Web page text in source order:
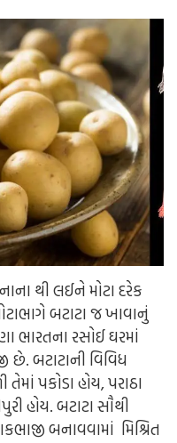
થી લઈને મોટા દરેક
બટાટા જ ખાવાનું
ભારતના રસોઈ ઘરમાં
છે. બટાટાની વિવિધ
પકોડા હોય, પરાઠા
હોય. બટાટા સૌથી
બનાવવામાં મિશ્રિત